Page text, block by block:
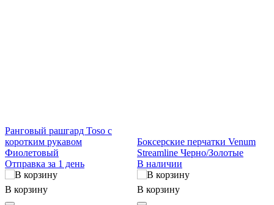
Ранговый рашгард Toso с
коротким рукавом
Фиолетовый
Отправка за 1 день
В корзину
Боксерские перчатки Venum
Streamline Черно/Золотые
В наличии
В корзину